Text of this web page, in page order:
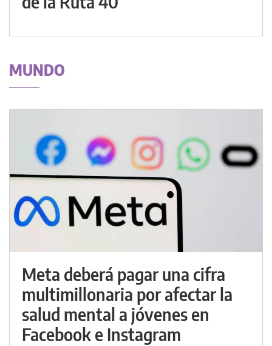
MUNDO
Meta deberá pagar una cifra
multimillonaria por afectar la
salud mental a jóvenes en
Facebook e Instagram